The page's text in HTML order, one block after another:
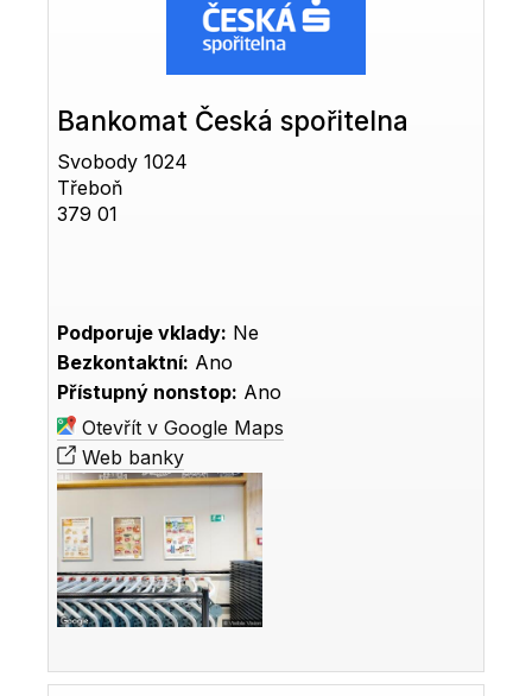
Bankomat Česká spořitelna
Svobody 1024
Třeboň
379 01
Podporuje vklady: Ne
Bezkontaktní: Ano
Přístupný nonstop: Ano
Otevřít v Google Maps
Web banky